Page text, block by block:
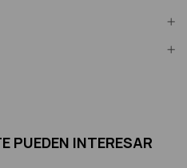
PUEDEN INTERESAR